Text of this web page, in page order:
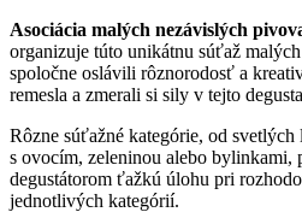
Asociácia malých nezávislých
organizuje túto unikátnu súťaž
spoločne oslávili rôznorodosť a
remesla a zmerali si sily v tejto
Rôzne súťažné kategórie, od
s ovocím, zeleninou alebo bylinkami,
degustátorom ťažkú úlohu pri
jednotlivých kategórií.